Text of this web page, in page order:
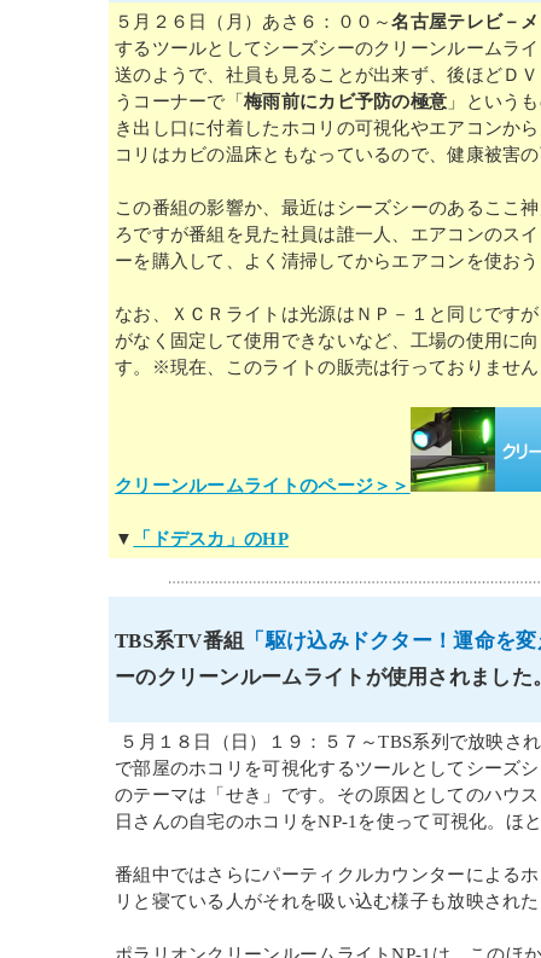
５月２６日（月）あさ６：００～名古屋テレビ－
するツールとしてシーズシーのクリーンルームラ
送のようで、社員も見ることが出来ず、後ほどＤ
うコーナーで「梅雨前にカビ予防の極意 」という
き出し口に付着したホコリの可視化やエアコンか
コリはカビの温床ともなっているので、健康被害
この番組の影響か、最近はシーズシーのあるここ
ろですが番組を見た社員は誰一人、エアコンのス
ーを購入して、よく清掃してからエアコンを使お
なお、ＸＣＲライトは光源はＮＰ－１と同じです
がなく固定して使用できないなど、工場の使用に
す。※現在、このライトの販売は行っておりませ
クリーンルームライトのページ＞＞
▼ 「ドデスカ」のHP
TBS系TV番組
「駆け込みドクター！運命を
ーのクリーンルームライトが使用されました
５月１８日（日）１９：５７～TBS系列で放映さ
で部屋のホコリを可視化するツールとしてシーズ
のテーマは「せき」です。その原因としてのハウ
日さんの自宅のホコリをNP-1を使って可視化。ほ
番組中ではさらにパーティクルカウンターによる
リと寝ている人がそれを吸い込む様子も放映され
ポラリオンクリーンルームライトNP-1は、このほ